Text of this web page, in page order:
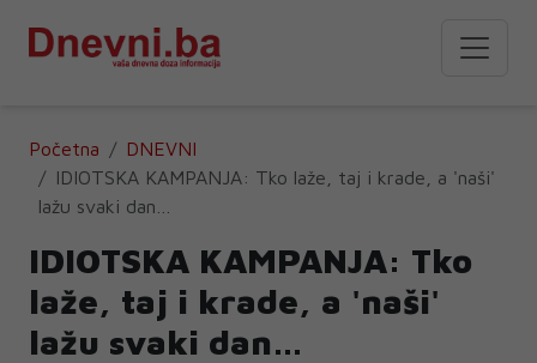
Početna
DNEVNI
IDIOTSKA KAMPANJA: Tko laže, taj i krade, a 'naši'
lažu svaki dan…
IDIOTSKA KAMPANJA: Tko
laže, taj i krade, a 'naši'
lažu svaki dan…